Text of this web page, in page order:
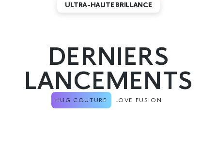
ULTRA-HAUTE BRILLANCE
DERNIERS
LANCEMENTS
HUG COUTURE LOVE FUSION